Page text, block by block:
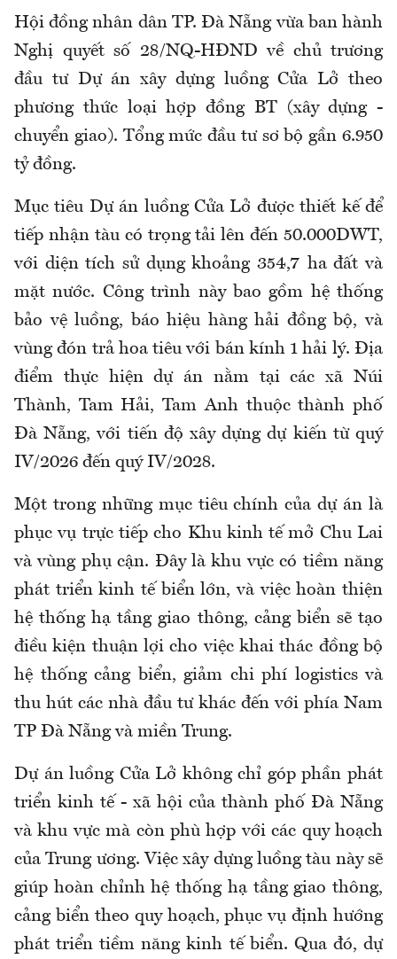
Hội đồng nhân dân TP. Đà Nẵng vừa ban hành
Nghị quyết số 28/NQ-HĐND về chủ trương
đầu tư Dự án xây dựng luồng Cửa Lở theo
phương thức loại hợp đồng BT (xây dựng -
chuyển giao). Tổng mức đầu tư sơ bộ gần 6.950
tỷ đồng.
Mục tiêu Dự án luồng Cửa Lở được thiết kế để
tiếp nhận tàu có trọng tải lên đến 50.000DWT,
với diện tích sử dụng khoảng 354,7 ha đất và
mặt nước. Công trình này bao gồm hệ thống
bảo vệ luồng, báo hiệu hàng hải đồng bộ, và
vùng đón trả hoa tiêu với bán kính 1 hải lý. Địa
điểm thực hiện dự án nằm tại các xã Núi
Thành, Tam Hải, Tam Anh thuộc thành phố
Đà Nẵng, với tiến độ xây dựng dự kiến từ quý
IV/2026 đến quý IV/2028.
Một trong những mục tiêu chính của dự án là
phục vụ trực tiếp cho Khu kinh tế mở Chu Lai
và vùng phụ cận. Đây là khu vực có tiềm năng
phát triển kinh tế biển lớn, và việc hoàn thiện
hệ thống hạ tầng giao thông, cảng biển sẽ tạo
điều kiện thuận lợi cho việc khai thác đồng bộ
hệ thống cảng biển, giảm chi phí logistics và
thu hút các nhà đầu tư khác đến với phía Nam
TP Đà Nẵng và miền Trung.
Dự án luồng Cửa Lở không chỉ góp phần phát
triển kinh tế - xã hội của thành phố Đà Nẵng
và khu vực mà còn phù hợp với các quy hoạch
của Trung ương. Việc xây dựng luồng tàu này sẽ
giúp hoàn chỉnh hệ thống hạ tầng giao thông,
cảng biển theo quy hoạch, phục vụ định hướng
phát triển tiềm năng kinh tế biển. Qua đó, dự